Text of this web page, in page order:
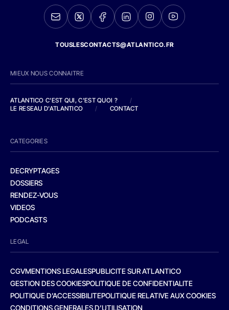
TOUSLESCONTACTS@ATLANTICO.FR
MIEUX NOUS CONNAITRE
ATLANTICO C'EST QUI, C'EST QUOI ?
/
LE RESEAU D'ATLANTICO
/ CONTACT
CATEGORIES
DECRYPTAGES
DOSSIERS
RENDEZ-VOUS
VIDEOS
PODCASTS
LEGAL
CGVMENTIONS LEGALESPUBLICITE SUR ATLANTICO
GESTION DES COOKIESPOLITIQUE DE CONFIDENTIALITE
POLITIQUE D’ACCESSIBILITEPOLITIQUE RELATIVE AUX COOKIES
CONDITIONS GENERALES D’UTILISATION